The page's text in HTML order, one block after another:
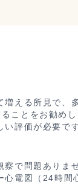
える所見で、
ことをお勧めし
評価が必要です
察で問題ありま
心電図（24時間